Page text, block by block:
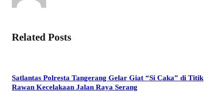
Related Posts
Satlantas Polresta Tangerang Gelar Giat “Si Caka” di Titik
Rawan Kecelakaan Jalan Raya Serang